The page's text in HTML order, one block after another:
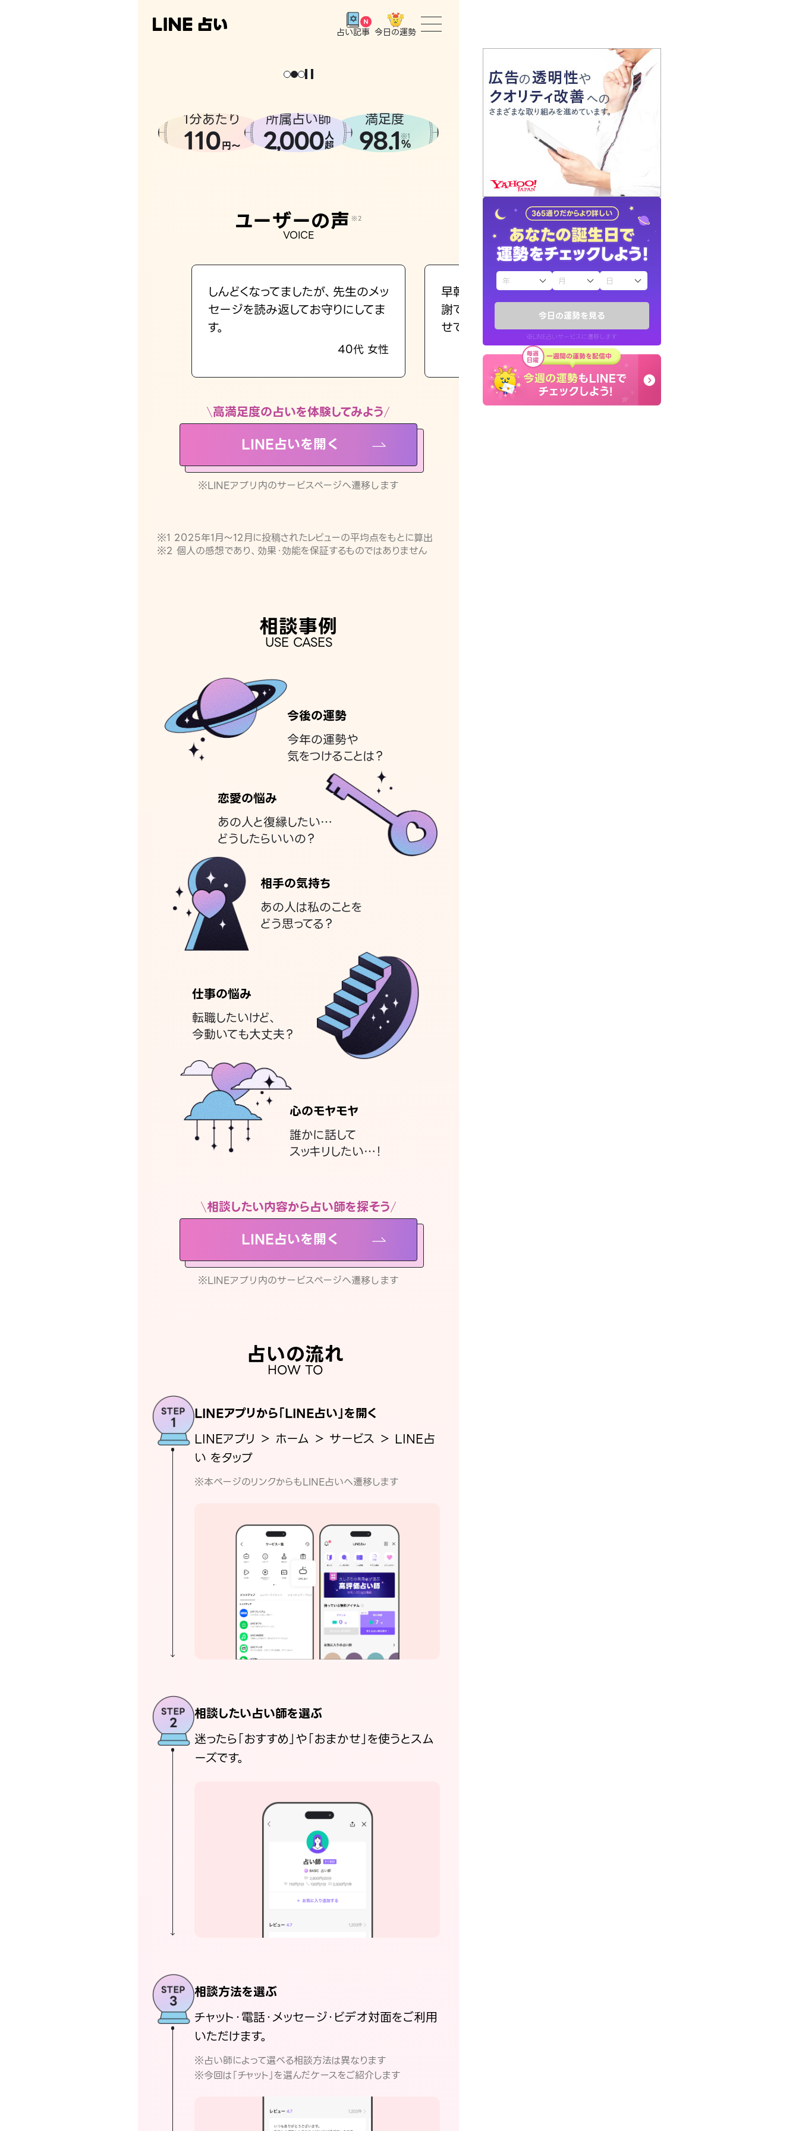
今日の運勢を見る
※LINE占いサービスに遷移します
占い記事 今日の運勢
トップ
ユーザーの声
占いの流れ
おすすめの占い師
よくある質問
えもじの子（占）12星座占い
お知らせ
1分あたり
110円〜
所属占い師
2,000人
超
満足度
98.1 ※1
%
ユーザーの声 ※2
VOICE
しんどくなってましたが、先生のメッ
セージを読み返してお守りにしてま
す。
40代 女性
早朝にも関わらず鑑定いただき感
謝です。私のままでいいんだと思わ
せてくれます。
40代 女性
高満足度の占いを体験してみよう
LINE占いを開く
※LINEアプリ内のサービスページへ遷移します
※1 2025年1月〜12月に投稿されたレビューの平均点をもとに算出
※2 個人の感想であり、効果・効能を保証するものではありません
相談事例
USE CASES
今後の運勢
今年の運勢や
気をつけることは？
恋愛の悩み
あの人と復縁したい…
どうしたらいいの？
相手の気持ち
あの人は私のことを
どう思ってる？
仕事の悩み
転職したいけど、
今動いても大丈夫？
心のモヤモヤ
誰かに話して
スッキリしたい…！
相談したい内容から占い師を探そう
LINE占いを開く
※LINEアプリ内のサービスページへ遷移します
占いの流れ
HOW TO
LINEアプリから「LINE占い」を開く
LINEアプリ ＞ ホーム ＞ サービス ＞ LINE占
い をタップ
※本ページのリンクからもLINE占いへ遷移します
相談したい占い師を選ぶ
迷ったら「おすすめ」や「おまかせ」を使うとスム
ーズです。
相談方法を選ぶ
チャット・電話・メッセージ・ビデオ対面をご利用
いただけます。
※占い師によって選べる相談方法は異なります
※今回は「チャット」を選んだケースをご紹介します